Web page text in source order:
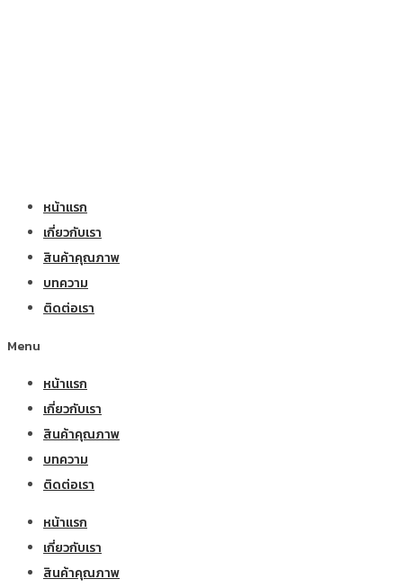
หน้าแรก
เกี่ยวกับเรา
สินค้าคุณภาพ
บทความ
ติดต่อเรา
Menu
หน้าแรก
เกี่ยวกับเรา
สินค้าคุณภาพ
บทความ
ติดต่อเรา
หน้าแรก
เกี่ยวกับเรา
สินค้าคุณภาพ